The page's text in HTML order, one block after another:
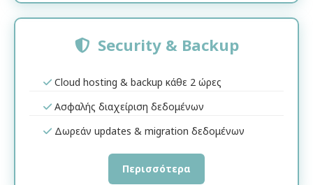
Security & Backup
Cloud hosting & backup κάθε 2 ώρες
Ασφαλής διαχείριση δεδομένων
Δωρεάν updates & migration δεδομένων
Περισσότερα